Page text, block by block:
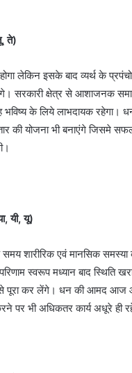
ते)
लेकिन इसके बाद व्यर्थ के
सरकारी क्षेत्र से आशाजनक
भविष्य के लिये लाभदायक
की योजना भी बनाएंगे
यी, यू)
शारीरिक एवं मानसिक समस्या
स्वरूप मध्यान बाद स्थिति
से पूरा कर लेंगे। धन की आमद आज
पर भी अधिकतर कार्य अधूरे